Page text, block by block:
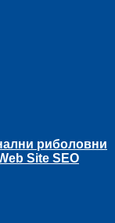
риболовни
Site SEO